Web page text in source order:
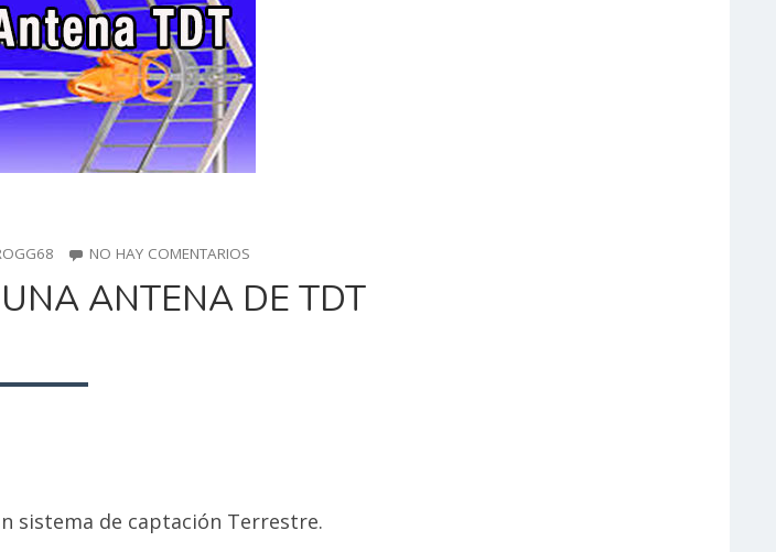
NO HAY COMENTARIOSEN
DE
ANTENA DE TDT
sistema de captación Terrestre.